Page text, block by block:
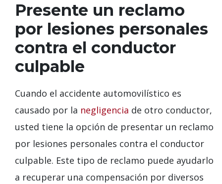
Presente un reclamo
por lesiones personales
contra el conductor
culpable
Cuando el accidente automovilístico es
causado por la negligencia de otro conductor,
usted tiene la opción de presentar un reclamo
por lesiones personales contra el conductor
culpable. Este tipo de reclamo puede ayudarlo
a recuperar una compensación por diversos